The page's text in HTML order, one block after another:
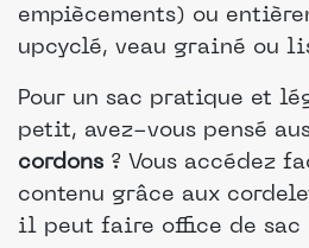
empiècements) ou
upcyclé, veau grainé ou
Pour un sac pratique et
petit, avez-vous pensé
cordons ? Vous accédez
contenu grâce aux
il peut faire office de sac